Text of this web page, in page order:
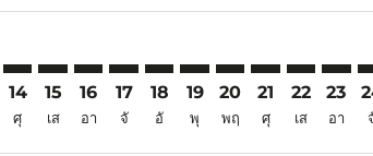
14
ศุ
15
เส
16
อา
17
จั
18
อั
19
พุ
20
พฤ
21
ศุ
22
เส
23
อา